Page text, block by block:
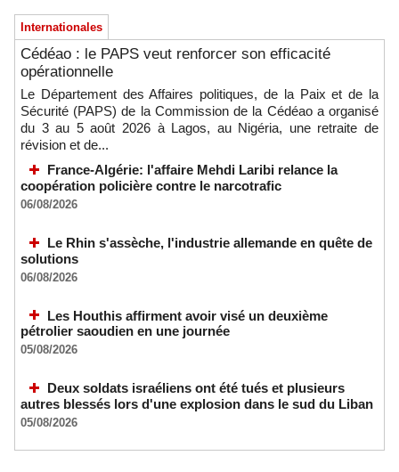
Internationales
Cédéao : le PAPS veut renforcer son efficacité
opérationnelle
Le Département des Affaires politiques, de la Paix et de la
Sécurité (PAPS) de la Commission de la Cédéao a organisé
du 3 au 5 août 2026 à Lagos, au Nigéria, une retraite de
révision et de...
France-Algérie: l'affaire Mehdi Laribi relance la
coopération policière contre le narcotrafic
06/08/2026
Le Rhin s'assèche, l'industrie allemande en quête de
solutions
06/08/2026
Les Houthis affirment avoir visé un deuxième
pétrolier saoudien en une journée
05/08/2026
Deux soldats israéliens ont été tués et plusieurs
autres blessés lors d'une explosion dans le sud du Liban
05/08/2026